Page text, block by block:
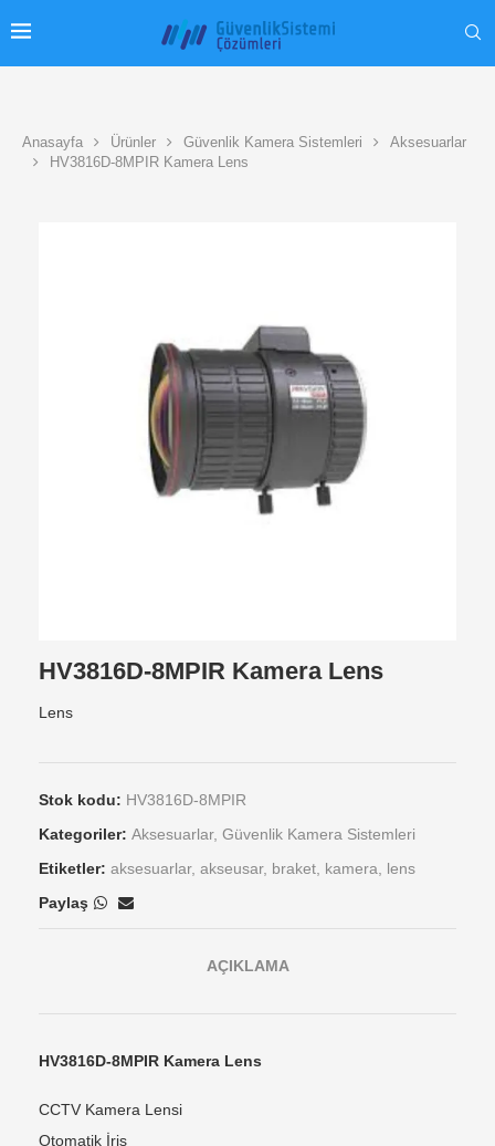
Anasayfa Ürünler Güvenlik Kamera Sistemleri
Aksesuarlar
HV3816D-8MPIR Kamera Lens
HV3816D-8MPIR Kamera Lens
Lens
Stok kodu: HV3816D-8MPIR
Kategoriler: Aksesuarlar, Güvenlik Kamera Sistemleri
Etiketler: aksesuarlar, akseusar, braket kamera
lens
Paylaş
AÇIKLAMA
HV3816D-8MPIR Kamera Lens
CCTV Kamera Lensi
Otomatik İris